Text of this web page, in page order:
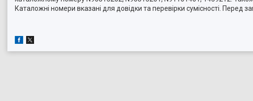
Каталожні номери вказані для довідки та перевірки сумісності.